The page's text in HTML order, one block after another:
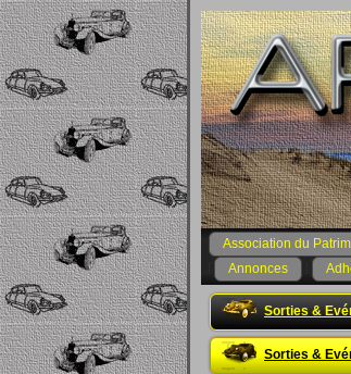
Association du
Annonces
Sorties &
Sorties &